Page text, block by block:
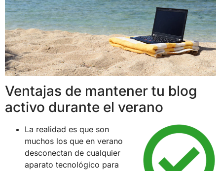
Ventajas de mantener tu blog
activo durante el verano
La realidad es que son
muchos los que en verano
desconectan de cualquier
aparato tecnológico para